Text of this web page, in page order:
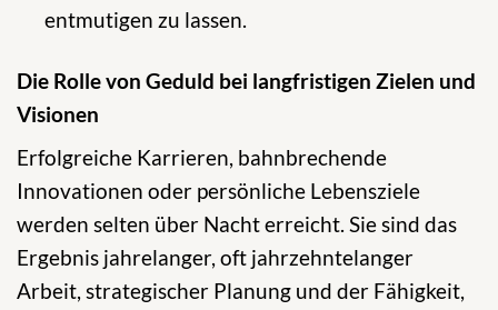
entmutigen zu lassen.
Die Rolle von Geduld bei langfristigen Zielen und
Visionen
Erfolgreiche Karrieren, bahnbrechende
Innovationen oder persönliche Lebensziele
werden selten über Nacht erreicht. Sie sind das
Ergebnis jahrelanger, oft jahrzehntelanger
Arbeit, strategischer Planung und der Fähigkeit,